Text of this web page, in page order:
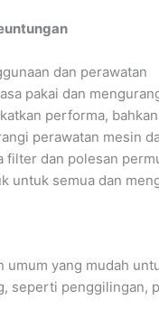
dan perawatan
pakai dan
performa,
perawatan mesin
filter dan polesan
untuk semua dan
umum yang mudah
seperti penggilingan,